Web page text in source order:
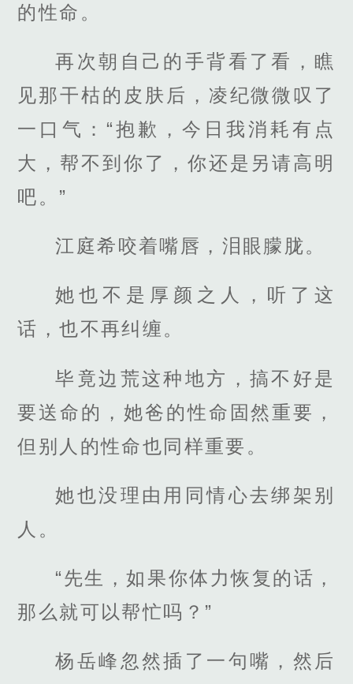
的性命。
再次朝自己的手背看了看，瞧
见那干枯的皮肤后，凌纪微微叹了
一口气：“抱歉，今日我消耗有点
大，帮不到你了，你还是另请高明
吧。”
江庭希咬着嘴唇，泪眼朦胧。
她也不是厚颜之人，听了这
话，也不再纠缠。
毕竟边荒这种地方，搞不好是
要送命的，她爸的性命固然重要，
但别人的性命也同样重要。
她也没理由用同情心去绑架别
人。
“先生，如果你体力恢复的话，
那么就可以帮忙吗？”
杨岳峰忽然插了一句嘴，然后